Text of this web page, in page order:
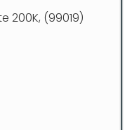
200K, (99019)